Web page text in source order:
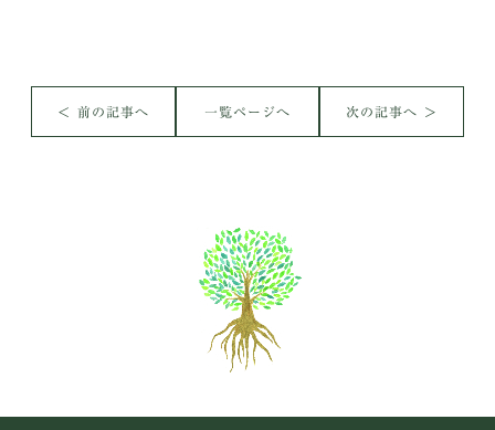
＜ 前の記事へ 一覧ページへ 次の記事へ ＞